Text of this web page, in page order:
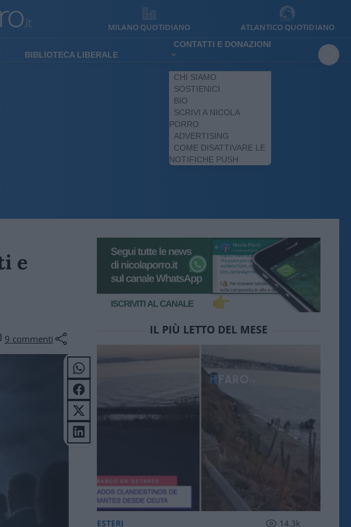
MILANO QUOTIDIANO ATLANTICO QUOTIDIANO
BIBLIOTECA LIBERALE
CONTATTI E DONAZIONI
CHI SIAMO
SOSTIENICI
BIO
SCRIVI A NICOLA
PORRO
ADVERTISING
COME DISATTIVARE LE
NOTIFICHE PUSH
e
9 commenti
IL PIÙ LETTO DEL MESE
ESTERI 14.3k